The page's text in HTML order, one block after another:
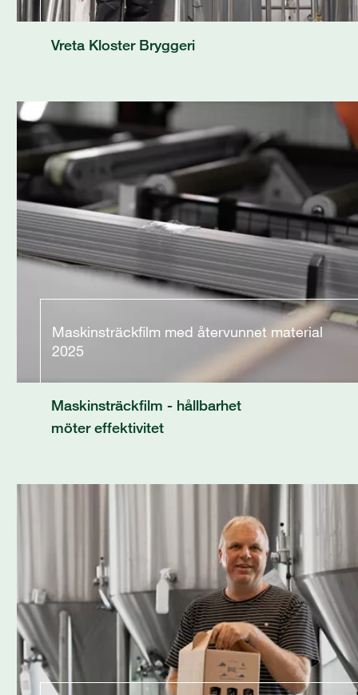
Vreta Kloster Bryggeri
Maskinsträckfilm med återvunnet material
2025
Maskinsträckfilm - hållbarhet
möter effektivitet